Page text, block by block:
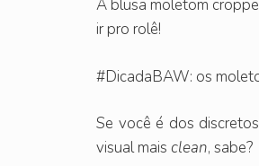
A blusa moletom
ir pro rolê!
#DicadaBAW: os
Se você é dos
visual mais clean, sabe?